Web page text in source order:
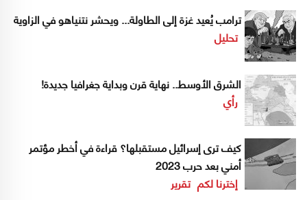
ترامب يُعيد غزة إلى الطاولة... ويحشر نتنياهو في الزاوية
تحليل
الشرق الأوسط.. نهاية قرن وبداية جغرافيا جديدة!
رأي
كيف ترى إسرائيل مستقبلها؟ قراءة في أخطر مؤتمر
أمني بعد حرب 2023
إخترنا لكم تقرير